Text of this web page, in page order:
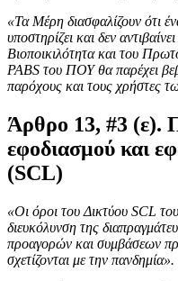
«Τα Μέρη διασφαλίζουν ότι
υποστηρίζει και δεν
Βιοποικιλότητα και του
PABS του ΠΟΥ θα παρέχει
παρόχους και τους χρήστες
Άρθρο 13, #3 (ε).
εφοδιασμού και
(SCL)
«Οι όροι του Δικτύου SCL
διευκόλυνση της
προαγορών και συμβάσεων
σχετίζονται με την πανδημία».